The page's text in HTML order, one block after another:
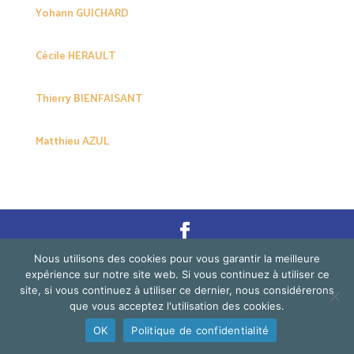
Yohann GUICHARD
Cécile HERAULT
Thierry BIENFAISANT
Matthieu AZUL
©2026 Festi' Thaï - All rights reserved. |Statuts de
l'association La Sangha| CréationLa Manutention
Nous utilisons des cookies pour vous garantir la meilleure
expérience sur notre site web. Si vous continuez à utiliser ce
site, si vous continuez à utiliser ce dernier, nous considérerons
que vous acceptez l'utilisation des cookies.
OK
Politique de confidentialité